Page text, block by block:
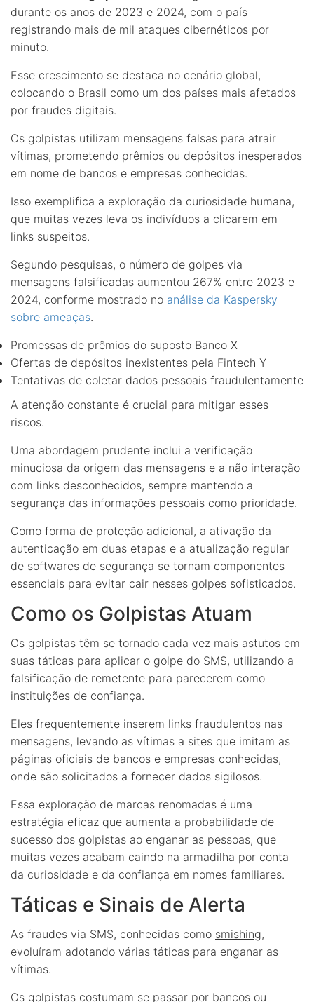
durante os anos de 2023 e 2024, com o país
registrando mais de mil ataques cibernéticos por
minuto.
Esse crescimento se destaca no cenário global,
colocando o Brasil como um dos países mais afetados
por fraudes digitais.
Os golpistas utilizam mensagens falsas para atrair
vítimas, prometendo prêmios ou depósitos inesperados
em nome de bancos e empresas conhecidas.
Isso exemplifica a exploração da curiosidade humana,
que muitas vezes leva os indivíduos a clicarem em
links suspeitos.
Segundo pesquisas, o número de golpes via
mensagens falsificadas aumentou 267% entre 2023 e
2024, conforme mostrado no análise da Kaspersky
sobre ameaças.
Promessas de prêmios do suposto Banco X
Ofertas de depósitos inexistentes pela Fintech Y
Tentativas de coletar dados pessoais fraudulentamente
A atenção constante é crucial para mitigar esses
riscos.
Uma abordagem prudente inclui a verificação
minuciosa da origem das mensagens e a não interação
com links desconhecidos, sempre mantendo a
segurança das informações pessoais como prioridade.
Como forma de proteção adicional, a ativação da
autenticação em duas etapas e a atualização regular
de softwares de segurança se tornam componentes
essenciais para evitar cair nesses golpes sofisticados.
Como os Golpistas Atuam
Os golpistas têm se tornado cada vez mais astutos em
suas táticas para aplicar o golpe do SMS, utilizando a
falsificação de remetente para parecerem como
instituições de confiança.
Eles frequentemente inserem links fraudulentos nas
mensagens, levando as vítimas a sites que imitam as
páginas oficiais de bancos e empresas conhecidas,
onde são solicitados a fornecer dados sigilosos.
Essa exploração de marcas renomadas é uma
estratégia eficaz que aumenta a probabilidade de
sucesso dos golpistas ao enganar as pessoas, que
muitas vezes acabam caindo na armadilha por conta
da curiosidade e da confiança em nomes familiares.
Táticas e Sinais de Alerta
As fraudes via SMS, conhecidas como smishing,
evoluíram adotando várias táticas para enganar as
vítimas.
Os golpistas costumam se passar por bancos ou